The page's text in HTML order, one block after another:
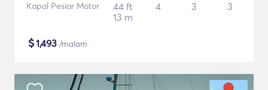
Kapal Pesiar Motor
44 ft
13 m
4 3 3
$1,493 /malam